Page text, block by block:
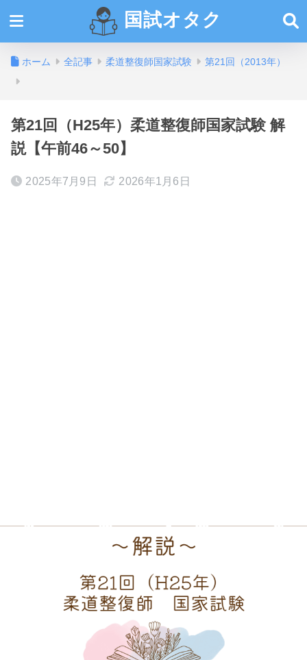
国試オタク
ホーム 全記事 柔道整復師国家試験 第21回（2013年）
第21回（H25年）柔道整復師国家試験 解
説【午前46～50】
2025年7月9日 2026年1月6日